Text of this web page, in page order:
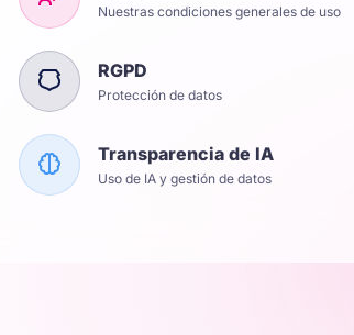
Nuestras condiciones generales de uso
RGPD
Protección de datos
Transparencia de IA
Uso de IA y gestión de datos